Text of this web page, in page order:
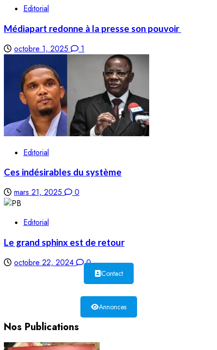
Editorial
Médiapart redonne à la presse son pouvoir
octobre 1, 2025 1
Editorial
Ces indésirables du système
mars 21, 2025 0
Editorial
Le grand sphinx est de retour
octobre 22, 2024 0
Contact
Annonces
Nos Publications